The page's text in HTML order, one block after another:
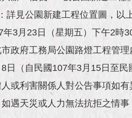
詳見公園新建工程位置圖，以
3月23日（星期五）下午2時30
政府工務局公園路燈工程管
日（自民國107年3月15日至民
或利害關係人對公告事項如有
遇天災或人力無法抗拒之情